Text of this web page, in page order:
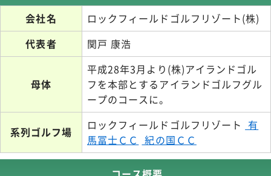
会社名
ロックフィールドゴルフリゾート(株)
代表者
関戸 康浩
母体
平成28年3月より(株)アイランドゴル
フを本部とするアイランドゴルフグル
ープのコースに。
系列ゴルフ場 ロックフィールドゴルフリゾート 有
馬冨士ＣＣ 紀の国ＣＣ